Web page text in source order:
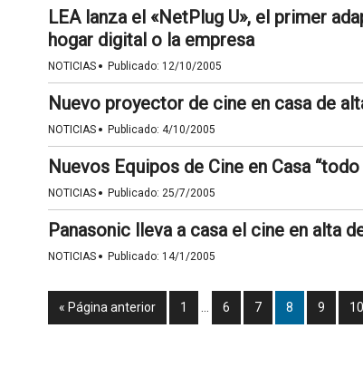
LEA lanza el «NetPlug U», el primer
hogar digital o la empresa
NOTICIAS · Publicado: 12/10/2005
Nuevo proyector de cine en casa de
NOTICIAS · Publicado: 4/10/2005
Nuevos Equipos de Cine en Casa “todo
NOTICIAS · Publicado: 25/7/2005
Panasonic lleva a casa el cine en alta
NOTICIAS · Publicado: 14/1/2005
« Página anterior 1 6 7 8 9 10